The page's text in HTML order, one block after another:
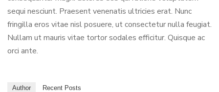
sequi nesciunt. Praesent venenatis ultricies erat. Nunc
fringilla eros vitae nisl posuere, ut consectetur nulla feugiat.
Nullam ut mauris vitae tortor sodales efficitur. Quisque ac
orci ante.
Author Recent Posts